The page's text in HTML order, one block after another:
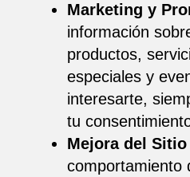
Marketing y
información
productos,
especiales y
interesarte,
tu
Mejora del Sitio
comportamiento